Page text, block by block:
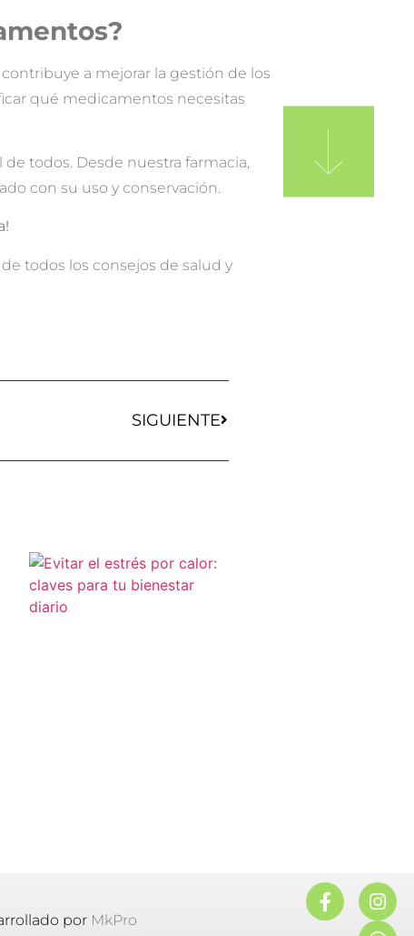
a mejorar la gestión de los
qué medicamentos necesitas
todos. Desde nuestra farmacia,
con su uso y conservación.
todos los consejos de salud y
SIGUIENTE
por MkPro